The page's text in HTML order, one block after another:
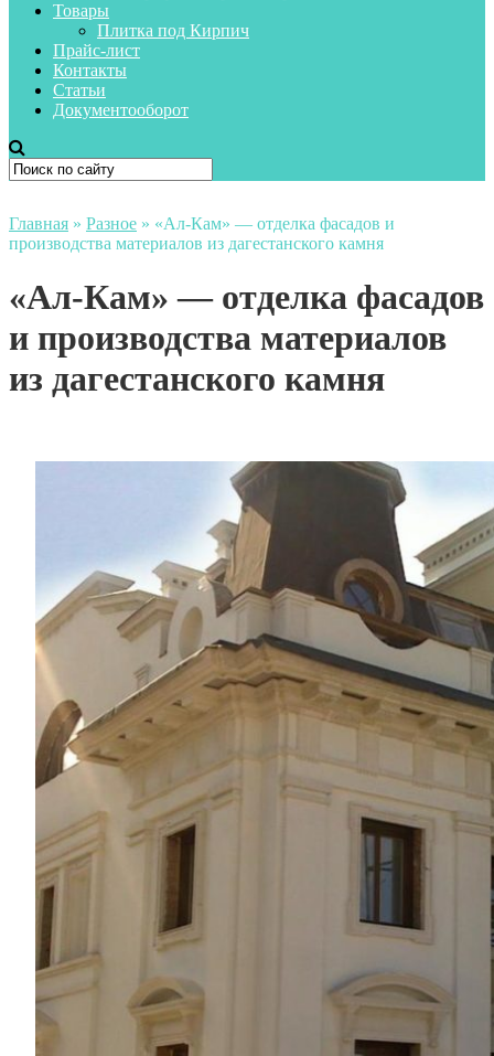
Товары
Плитка под Кирпич
Прайс-лист
Контакты
Статьи
Документооборот
Главная » Разное » «Ал-Кам» — отделка фасадов и
производства материалов из дагестанского камня
«Ал-Кам» — отделка фасадов
и производства материалов
из дагестанского камня